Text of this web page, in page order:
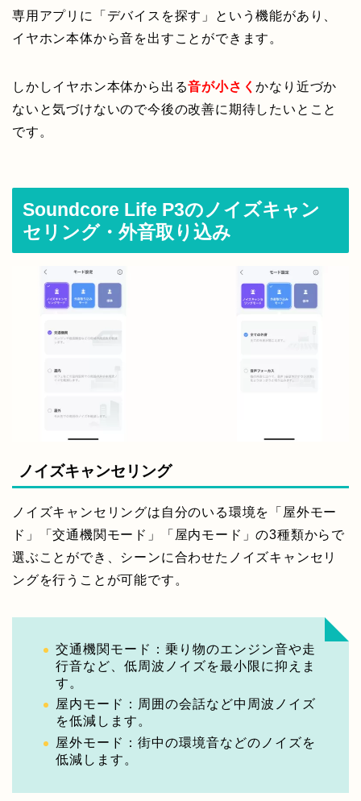
専用アプリに「デバイスを探す」という機能があり、
イヤホン本体から音を出すことができます。
しかしイヤホン本体から出る音が小さくかなり近づか
ないと気づけないので今後の改善に期待したいとこと
です。
Soundcore Life P3のノイズキャン
セリング・外音取り込み
ノイズキャンセリング
ノイズキャンセリングは自分のいる環境を「屋外モー
ド」「交通機関モード」「屋内モード」の3種類からで
選ぶことができ、シーンに合わせたノイズキャンセリ
ングを行うことが可能です。
交通機関モード：乗り物のエンジン音や走
行音など、低周波ノイズを最小限に抑えま
す。
屋内モード：周囲の会話など中周波ノイズ
を低減します。
屋外モード：街中の環境音などのノイズを
低減します。